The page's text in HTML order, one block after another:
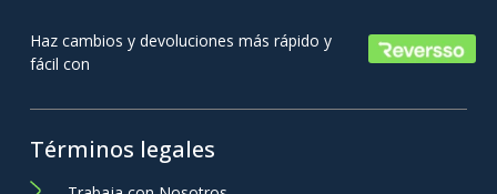
Haz cambios y devoluciones más rápido y
fácil con
Términos legales